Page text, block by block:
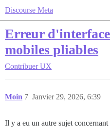
Discourse Meta
Erreur
mobiles pliables
Contribuer UX
Moin Janvier 29, 2026, 6:39
7
Il y a eu un autre sujet